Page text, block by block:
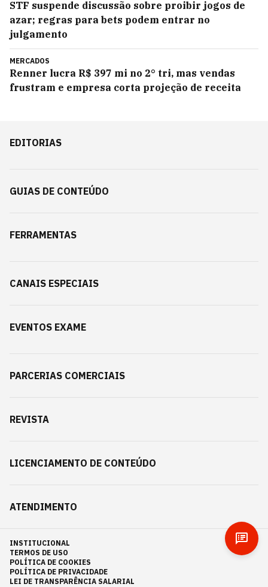
STF suspende discussão sobre proibir jogos de
azar; regras para bets podem entrar no
julgamento
MERCADOS
Renner lucra R$ 397 mi no 2° tri, mas vendas
frustram e empresa corta projeção de receita
EDITORIAS
GUIAS DE CONTEÚDO
FERRAMENTAS
CANAIS ESPECIAIS
EVENTOS EXAME
PARCERIAS COMERCIAIS
REVISTA
LICENCIAMENTO DE CONTEÚDO
ATENDIMENTO
INSTITUCIONAL
TERMOS DE USO
POLÍTICA DE COOKIES
POLÍTICA DE PRIVACIDADE
LEI DE TRANSPARÊNCIA SALARIAL